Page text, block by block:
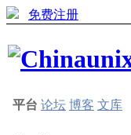
免费注册
平台 论坛 博客 文库